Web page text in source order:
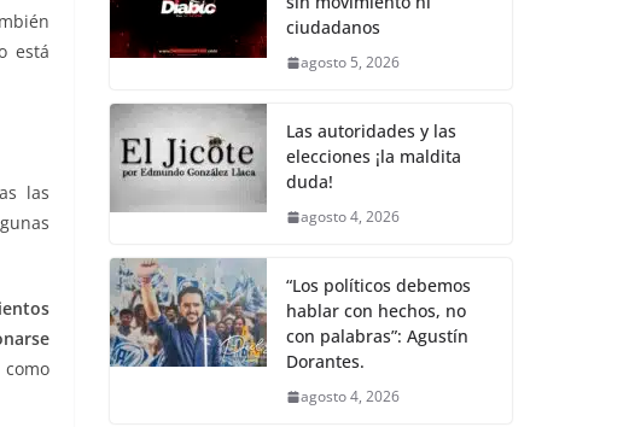
está
las
b
o
o
k
A
p
Li
n
a
ciudadanos
agosto 5, 2026
Las autoridades y las
elecciones ¡la maldita
duda!
agosto 4, 2026
“Los políticos debemos
hablar con hechos, no
con palabras”: Agustín
Dorantes.
agosto 4, 2026